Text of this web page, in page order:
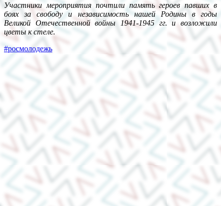
Участники мероприятия почтили память героев павших в
боях за свободу и независимость нашей Родины в годы
Великой Отечественной войны 1941-1945 гг. и возложили
цветы к стеле.
#роcмолодежь